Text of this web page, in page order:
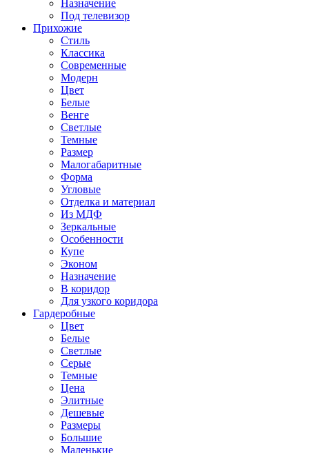
Назначение
Под телевизор
Прихожие
Стиль
Классика
Современные
Модерн
Цвет
Белые
Венге
Светлые
Темные
Размер
Малогабаритные
Форма
Угловые
Отделка и материал
Из МДФ
Зеркальные
Особенности
Купе
Эконом
Назначение
В коридор
Для узкого коридора
Гардеробные
Цвет
Белые
Светлые
Серые
Темные
Цена
Элитные
Дешевые
Размеры
Большие
Маленькие